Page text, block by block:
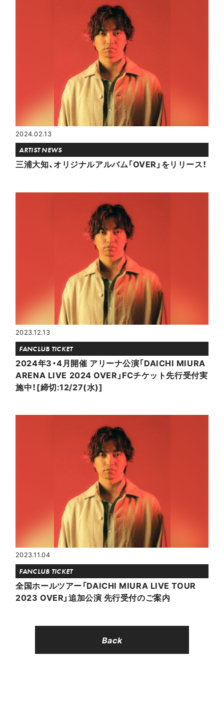
2024.02.13
ARTIST NEWS
三浦大知、オリジナルアルバム「OVER」をリリース！
2023.12.13
FANCLUB TICKET
2024年3・4月開催 アリーナ公演「DAICHI MIURA
ARENA LIVE 2024 OVER」FCチケット先行受付実
施中！[締切:12/27(水)]
2023.11.04
FANCLUB TICKET
全国ホールツアー「DAICHI MIURA LIVE TOUR
2023 OVER」追加公演 先行受付のご案内
Back